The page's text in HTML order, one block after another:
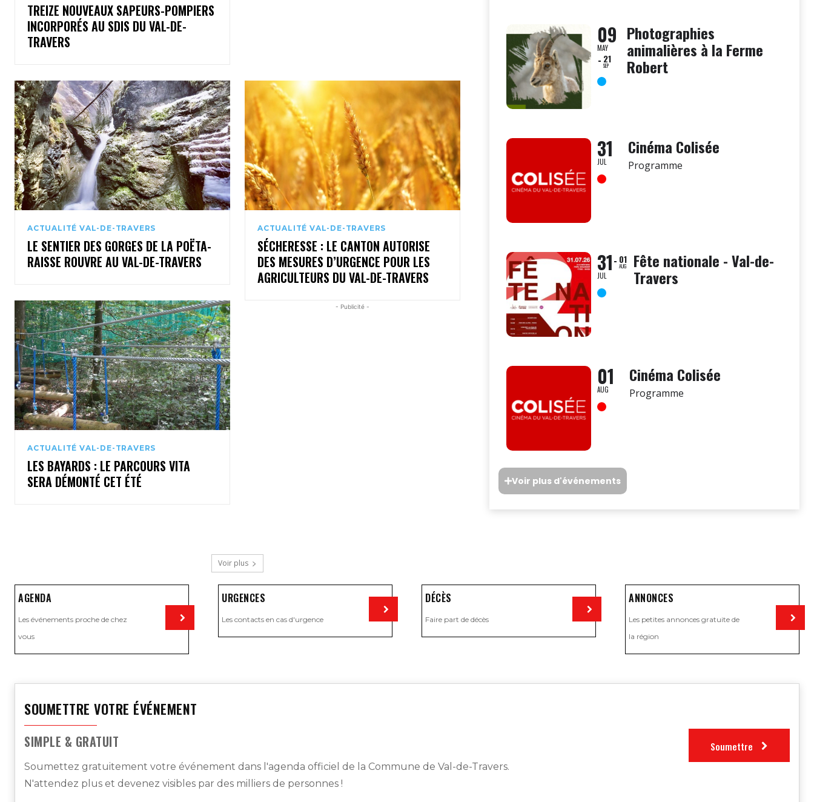
TREIZE NOUVEAUX SAPEURS-POMPIERS
INCORPORÉS AU SDIS DU VAL-DE-
TRAVERS
ACTUALITÉ VAL-DE-TRAVERS
LE SENTIER DES GORGES DE LA POËTA-
RAISSE ROUVRE AU VAL-DE-TRAVERS
ACTUALITÉ VAL-DE-TRAVERS
SÉCHERESSE : LE CANTON AUTORISE
DES MESURES D’URGENCE POUR LES
AGRICULTEURS DU VAL-DE-TRAVERS
ACTUALITÉ VAL-DE-TRAVERS
LES BAYARDS : LE PARCOURS VITA
SERA DÉMONTÉ CET ÉTÉ
- Publicité -
Voir plus
09
MAY
21
SEP
Photographies
animalières à la Ferme
Robert
31
JUL
Cinéma Colisée
Programme
31
JUL
01
AUG Fête nationale - Val-de-
Travers
01
AUG
Cinéma Colisée
Programme
Voir plus d'événements
AGENDA
Les événements proche de chez
vous
URGENCES
Les contacts en cas d'urgence
DÉCÈS
Faire part de décès
ANNONCES
Les petites annonces gratuite de
la région
SOUMETTRE VOTRE ÉVÉNEMENT
SIMPLE & GRATUIT
Soumettez gratuitement votre événement dans l'agenda officiel de la Commune de Val-de-Travers.
N'attendez plus et devenez visibles par des milliers de personnes !
Soumettre